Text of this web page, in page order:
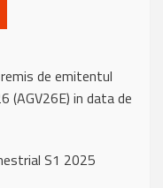
de emitentul
(AGV26E) in data de
S1 2025